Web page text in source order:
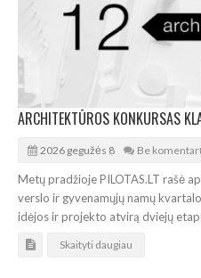
2026 gegužės 8 Be
Metų pradžioje PILOTAS.LT rašė
verslo ir gyvenamųjų namų
idėjos ir projekto atvirą dviejų
Skaityti daugiau